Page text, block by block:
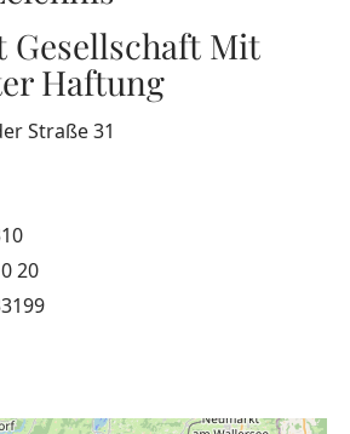
Gesellschaft Mit
Haftung
Straße 31
20